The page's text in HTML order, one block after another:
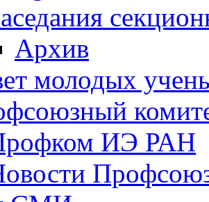
Архив
молодых
ИЭ РАН